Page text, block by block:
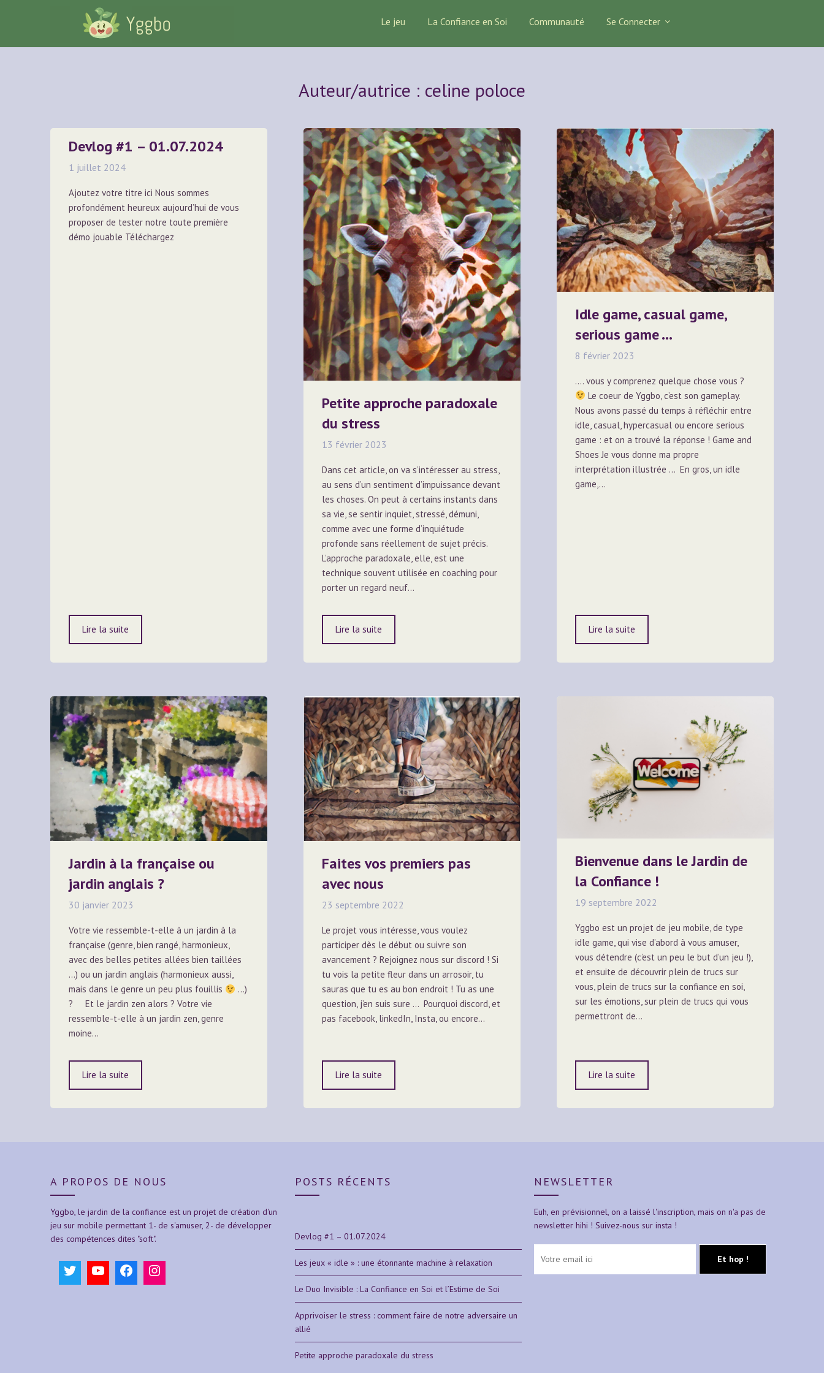
Le jeu La Confiance en Soi Communauté Se Connecter
Auteur/autrice : celine poloce
Devlog #1 – 01.07.2024
1 juillet 2024
Ajoutez votre titre ici Nous sommes
profondément heureux aujourd’hui de vous
proposer de tester notre toute première
démo jouable Téléchargez
Lire la suite
Petite approche paradoxale
du stress
13 février 2023
Dans cet article, on va s’intéresser au stress,
au sens d’un sentiment d’impuissance devant
les choses. On peut à certains instants dans
sa vie, se sentir inquiet, stressé, démuni,
comme avec une forme d’inquiétude
profonde sans réellement de sujet précis.
L’approche paradoxale, elle, est une
technique souvent utilisée en coaching pour
porter un regard neuf…
Lire la suite
Idle game, casual game,
serious game …
8 février 2023
…. vous y comprenez quelque chose vous ?
Le coeur de Yggbo, c’est son gameplay.
Nous avons passé du temps à réfléchir entre
idle, casual, hypercasual ou encore serious
game : et on a trouvé la réponse ! Game and
Shoes Je vous donne ma propre
interprétation illustrée … En gros, un idle
game,…
Lire la suite
Jardin à la française ou
jardin anglais ?
30 janvier 2023
Votre vie ressemble-t-elle à un jardin à la
française (genre, bien rangé, harmonieux,
avec des belles petites allées bien taillées
…) ou un jardin anglais (harmonieux aussi,
mais dans le genre un peu plus fouillis
…)
? Et le jardin zen alors ? Votre vie
ressemble-t-elle à un jardin zen, genre
moine…
Lire la suite
Faites vos premiers pas
avec nous
23 septembre 2022
Le projet vous intéresse, vous voulez
participer dès le début ou suivre son
avancement ? Rejoignez nous sur discord ! Si
tu vois la petite fleur dans un arrosoir, tu
sauras que tu es au bon endroit ! Tu as une
question, j’en suis sure … Pourquoi discord, et
pas facebook, linkedIn, Insta, ou encore…
Lire la suite
Bienvenue dans le Jardin de
la Confiance !
19 septembre 2022
Yggbo est un projet de jeu mobile, de type
idle game, qui vise d’abord à vous amuser,
vous détendre (c’est un peu le but d’un jeu !),
et ensuite de découvrir plein de trucs sur
vous, plein de trucs sur la confiance en soi,
sur les émotions, sur plein de trucs qui vous
permettront de…
Lire la suite
A PROPOS DE NOUS
Yggbo, le jardin de la confiance est un projet de création d'un
jeu sur mobile permettant 1- de s'amuser, 2- de développer
des compétences dites "soft".
TwitterYouTubeFacebook
POSTS RÉCENTS
Devlog #1 – 01.07.2024
Les jeux « idle » : une étonnante machine à relaxation
Le Duo Invisible : La Confiance en Soi et l’Estime de Soi
Apprivoiser le stress : comment faire de notre adversaire un
allié
Petite approche paradoxale du stress
NEWSLETTER
Euh, en prévisionnel, on a laissé l'inscription, mais on n'a pas de
newsletter hihi ! Suivez-nous sur insta !
Et hop !